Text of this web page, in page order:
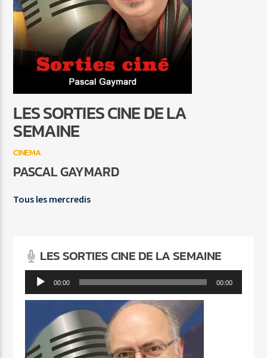
LAURA
JOHNNY HALLYDAY
Agora Côte d’Azur
Agora Menton/Monaco
LES SORTIES CINE DE LA
SEMAINE
CINEMA
PASCAL GAYMARD
Tous les mercredis
LES SORTIES CINE DE LA SEMAINE
Lecteur 00:00 00:00